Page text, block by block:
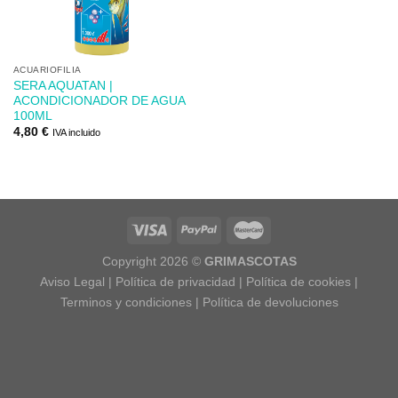
ACUARIOFILIA
SERA AQUATAN |
ACONDICIONADOR DE AGUA
100ML
4,80 € IVA incluido
Copyright 2026 © GRIMASCOTAS
Aviso Legal | Política de privacidad | Política de cookies |
Terminos y condiciones| Política de devoluciones